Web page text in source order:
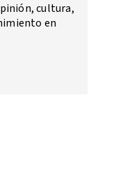
cultura,
en